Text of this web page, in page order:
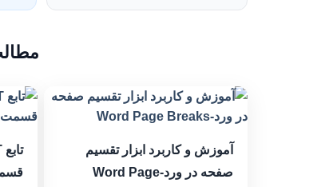
آموزش و کاربرد ابزار تقسیم
صفحه در ورد-Word Page